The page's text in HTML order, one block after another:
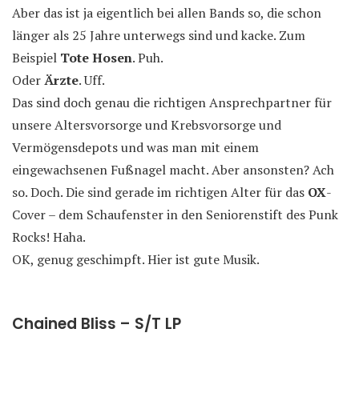
Aber das ist ja eigentlich bei allen Bands so, die schon
länger als 25 Jahre unterwegs sind und kacke. Zum
Beispiel Tote Hosen. Puh.
OderÄrzte. Uff.
Das sind doch genau die richtigen Ansprechpartner für
unsere Altersvorsorge und Krebsvorsorge und
Vermögensdepots und was man mit einem
eingewachsenen Fußnagel macht. Aber ansonsten? Ach
so. Doch. Die sind gerade im richtigen Alter für das OX-
Cover – dem Schaufenster in den Seniorenstift des Punk
Rocks! Haha.
OK, genug geschimpft. Hier ist gute Musik.
Chained Bliss – S/T LP